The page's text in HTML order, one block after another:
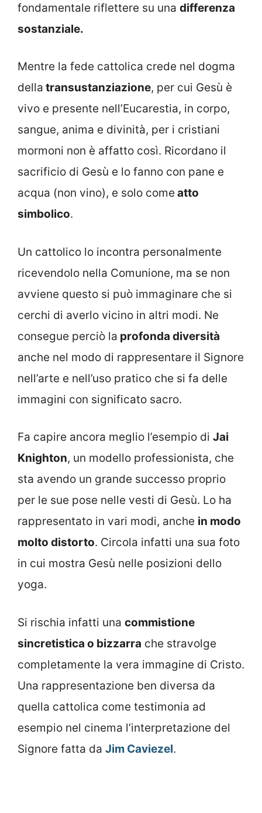
fondamentale riflettere su una differenza
sostanziale.
Mentre la fede cattolica crede nel dogma
della transustanziazione, per cui Gesù è
vivo e presente nell’Eucarestia, in corpo,
sangue, anima e divinità, per i cristiani
mormoni non è affatto così. Ricordano il
sacrificio di Gesù e lo fanno con pane e
acqua (non vino), e solo come atto
simbolico.
Un cattolico lo incontra personalmente
ricevendolo nella Comunione, ma se non
avviene questo si può immaginare che si
cerchi di averlo vicino in altri modi. Ne
consegue perciò la profonda diversità
anche nel modo di rappresentare il Signore
nell’arte e nell’uso pratico che si fa delle
immagini con significato sacro.
Fa capire ancora meglio l’esempio di Jai
Knighton, un modello professionista, che
sta avendo un grande successo proprio
per le sue pose nelle vesti di Gesù. Lo ha
rappresentato in vari modi, anche in modo
molto distorto. Circola infatti una sua foto
in cui mostra Gesù nelle posizioni dello
yoga.
Si rischia infatti una commistione
sincretistica o bizzarra che stravolge
completamente la vera immagine di Cristo.
Una rappresentazione ben diversa da
quella cattolica come testimonia ad
esempio nel cinema l’interpretazione del
Signore fatta da Jim Caviezel.